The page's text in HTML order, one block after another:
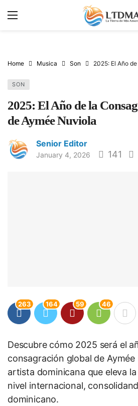
Home Musica Son 2025: El Año
SON
2025: El Año de la
de Aymée Nuviola
Senior Editor
January 4, 2026 141
263 164 59 46
Descubre cómo 2025 será el
consagración global de
artista dominicana que eleva
nivel internacional,
dominicano.